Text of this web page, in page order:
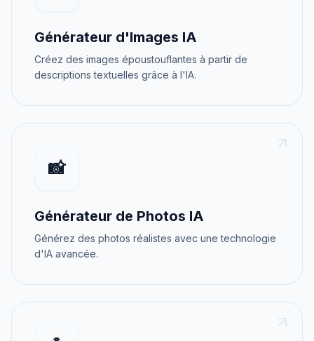
Générateur d'Images IA
Créez des images époustouflantes à partir de
descriptions textuelles grâce à l'IA.
📸
Générateur de Photos IA
Générez des photos réalistes avec une technologie
d'IA avancée.